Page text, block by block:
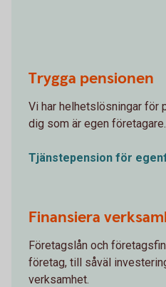
Trygga pensionen
Vi har helhetslösningar för
dig som är egen företagare.
Tjänstepension för
Finansiera
Företagslån och
företag, till såväl
verksamhet.